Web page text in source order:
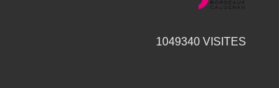
1049340VISITES